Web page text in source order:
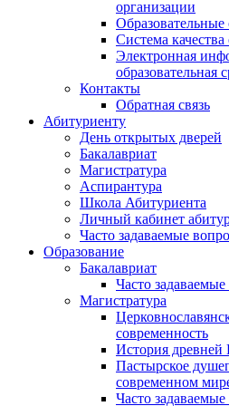
организации
Образовательные
Система качества
Электронная
образовательная
Контакты
Обратная связь
Абитуриенту
День открытых дверей
Бакалавриат
Магистратура
Аспирантура
Школа Абитуриента
Личный кабинет
Часто задаваемые
Образование
Бакалавриат
Часто
Магистратура
современность
История древней
Пастырское
современном
Часто